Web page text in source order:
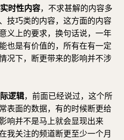
时性内容，不求甚解的内容多
技巧类的内容，这方面的内容
义上的要求，换句话说，一年
也是有价值的，所有在有一定
况下，断更带来的影响并不涉
逻辑，前面已经说过，这个所
表面的数据，有的时候断更给
响并不是马上就会显现出来
我关注的频道断更至少一个月